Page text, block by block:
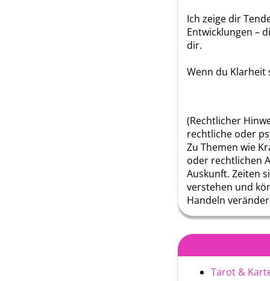
Ich zeige dir
Entwicklungen –
dir.
Wenn du Klarheit
(Rechtlicher
rechtliche oder
Zu Themen wie
oder rechtlichen
Auskunft. Zeiten
verstehen und
Handeln
Tarot &